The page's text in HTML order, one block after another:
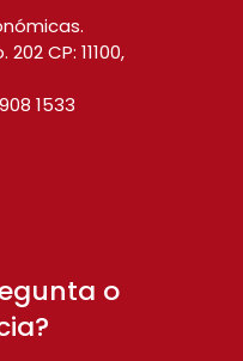
CP: 11100,
1533
o